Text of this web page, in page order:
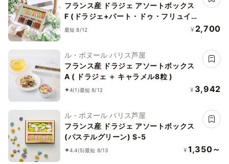
フランス産 ドラジェ アソートボックス
F (ドラジェ+パート・ドゥ・フリュイ3
粒)
最短 8/12 ¥ 2,700
ル・ボヌール パリス芦屋
フランス産 ドラジェ アソートボックス
A ( ドラジェ ＋ キャラメル8粒 )
4(1)最短 8/12 ¥ 3,942
ル・ボヌール パリス芦屋
フランス産 ドラジェ アソートボックス
(パステルグリーン) S-5
4.4(5)最短 8/13 ¥ 1,350～